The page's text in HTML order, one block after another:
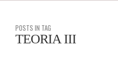
POSTS IN TAG
TEORIA III